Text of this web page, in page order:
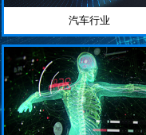
汽车行业